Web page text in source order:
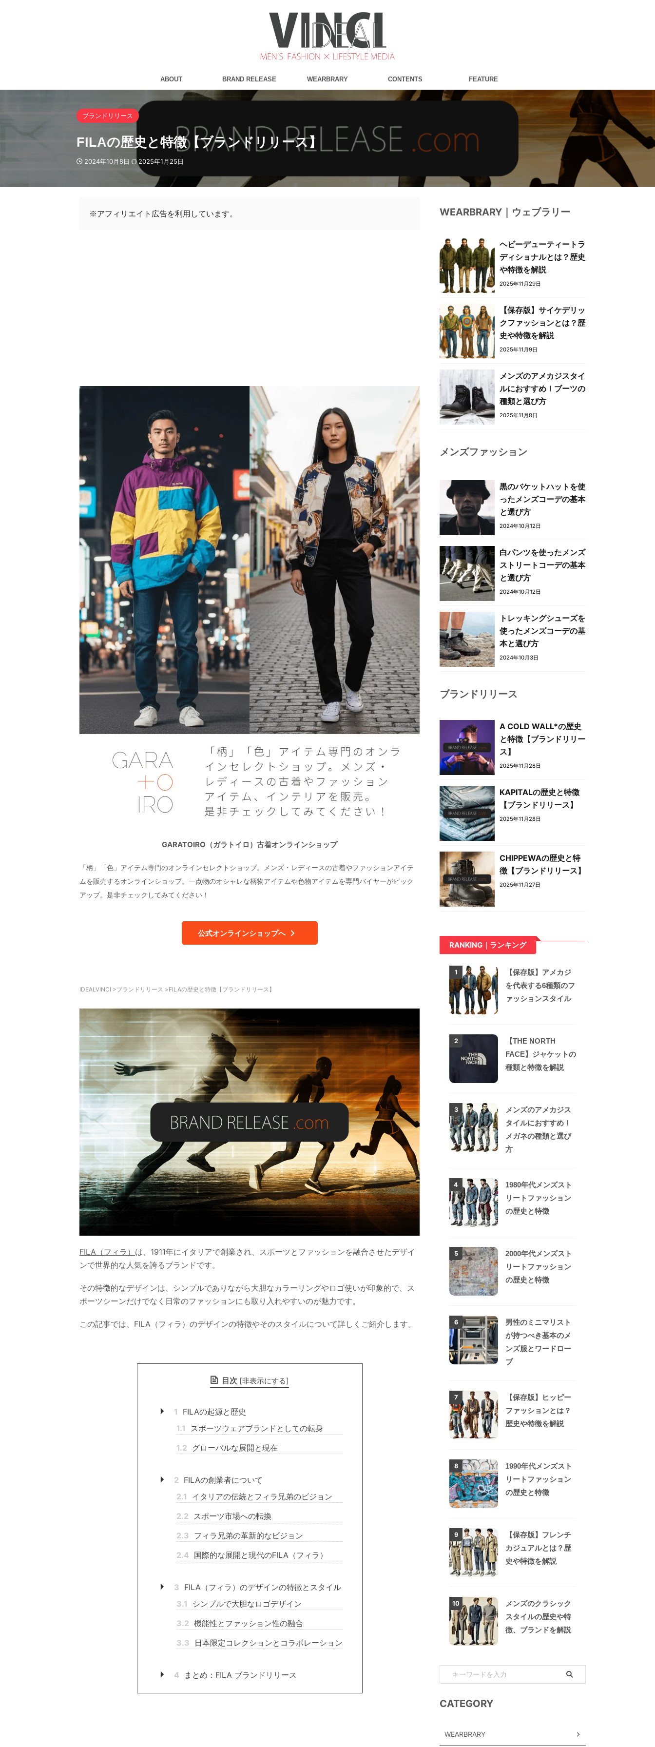
ABOUT BRAND RELEASE WEARBRARY CONTENTS FEATURE
ブランドリリース
FILAの歴史と特徴【ブランドリリース】
2024年10月8日 2025年1月25日
※アフィリエイト広告を利用しています。
GARATOIRO（ガラトイロ）古着オンラインショップ
「柄」「色」アイテム専門のオンラインセレクトショップ。メンズ・レディースの古着やファッションアイテ
ムを販売するオンラインショップ。一点物のオシャレな柄物アイテムや色物アイテムを専門バイヤーがピック
アップ。是非チェックしてみてください！
公式オンラインショップへ
IDEALVINCI >ブランドリリース >FILAの歴史と特徴【ブランドリリース】
FILA（フィラ） は、1911年にイタリアで創業され、スポーツとファッションを融合させたデザイ
ンで世界的な人気を誇るブランドです。
その特徴的なデザインは、シンプルでありながら大胆なカラーリングやロゴ使いが印象的で、ス
ポーツシーンだけでなく日常のファッションにも取り入れやすいのが魅力です。
この記事では、FILA（フィラ）のデザインの特徴やそのスタイルについて詳しくご紹介します。
目次 [非表示にする]
1
FILAの起源と歴史
1.1
スポーツウェアブランドとしての転身
1.2 グローバルな展開と現在
2 FILAの創業者について
2.1
イタリアの伝統とフィラ兄弟のビジョン
2.2 スポーツ市場への転換
2.3 フィラ兄弟の革新的なビジョン
2.4 国際的な展開と現代のFILA（フィラ）
3 FILA（フィラ）のデザインの特徴とスタイル
3.1
シンプルで大胆なロゴデザイン
3.2 機能性とファッション性の融合
3.3
日本限定コレクションとコラボレーション
4 まとめ：FILA ブランドリリース
WEARBRARY｜ウェブラリー
ヘビーデューティートラ
ディショナルとは？歴史
や特徴を解説
2025年11月29日
【保存版】サイケデリッ
クファッションとは？歴
史や特徴を解説
2025年11月9日
メンズのアメカジスタイ
ルにおすすめ！ブーツの
種類と選び方
2025年11月8日
メンズファッション
黒のバケットハットを使
ったメンズコーデの基本
と選び方
2024年10月12日
白パンツを使ったメンズ
ストリートコーデの基本
と選び方
2024年10月12日
トレッキングシューズを
使ったメンズコーデの基
本と選び方
2024年10月3日
ブランドリリース
A COLD WALL*の歴史
と特徴【ブランドリリー
ス】
2025年11月28日
KAPITALの歴史と特徴
【ブランドリリース】
2025年11月28日
CHIPPEWAの歴史と特
徴【ブランドリリース】
2025年11月27日
RANKING｜ランキング
1
【保存版】アメカジ
を代表する6種類のフ
ァッションスタイル
2
【THE NORTH
FACE】ジャケットの
種類と特徴を解説
3
メンズのアメカジス
タイルにおすすめ！
メガネの種類と選び
方
4
1980年代メンズスト
リートファッション
の歴史と特徴
5
2000年代メンズスト
リートファッション
の歴史と特徴
6
男性のミニマリスト
が持つべき基本のメ
ンズ服とワードロー
ブ
7
【保存版】ヒッピー
ファッションとは？
歴史や特徴を解説
8
1990年代メンズスト
リートファッション
の歴史と特徴
9
【保存版】フレンチ
カジュアルとは？歴
史や特徴を解説
10
メンズのクラシック
スタイルの歴史や特
徴、ブランドを解説
CATEGORY
WEARBRARY